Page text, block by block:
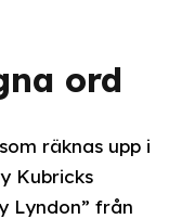
ord
räknas upp i
Kubricks
Lyndon” från